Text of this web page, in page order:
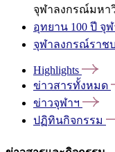
จุฬาลงกรณ์มหา
อุทยาน 100 ปี จุฬ
จุฬาลงกรณ์ราช
Highlights
ข่าวสารทั้งหมด
ข่าวจุฬาฯ
ปฏิทินกิจกรรม